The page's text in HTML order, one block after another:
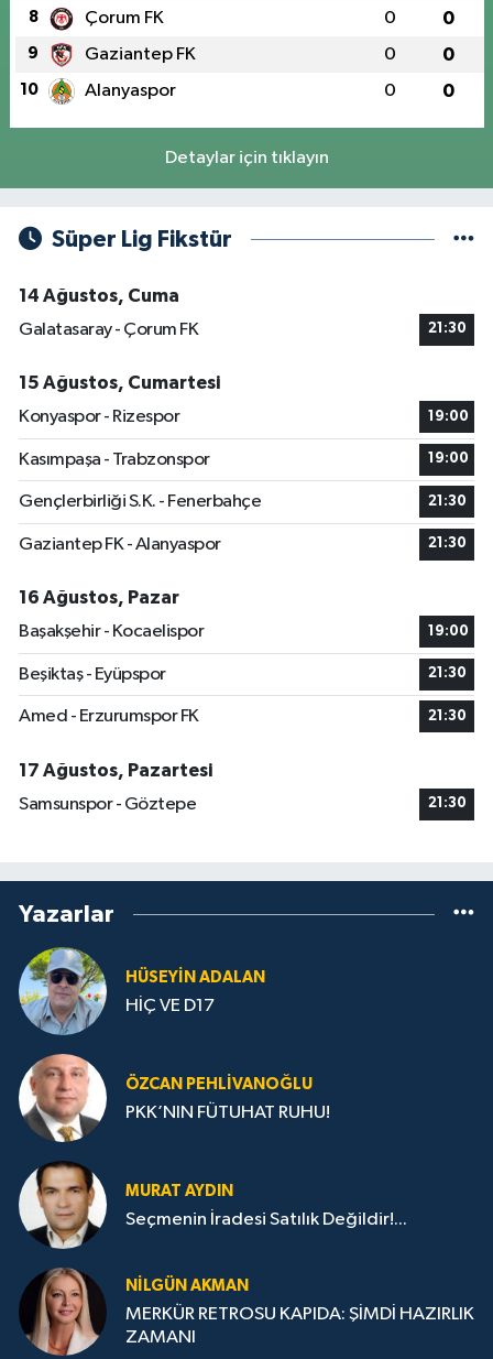
8 Çorum FK 0 0
9 Gaziantep FK 0 0
10 Alanyaspor 0 0
Detaylar için tıklayın
Süper Lig Fikstür
14 Ağustos, Cuma
Galatasaray - Çorum FK
21:30
15 Ağustos, Cumartesi
Konyaspor - Rizespor
19:00
Kasımpaşa - Trabzonspor 19:00
Gençlerbirliği S.K. - Fenerbahçe 21:30
Gaziantep FK - Alanyaspor 21:30
16 Ağustos, Pazar
Başakşehir - Kocaelispor
19:00
Beşiktaş - Eyüpspor 21:30
Amed - Erzurumspor FK 21:30
17 Ağustos, Pazartesi
Samsunspor - Göztepe
21:30
Yazarlar
HÜSEYIN ADALAN
HİÇ VE D17
ÖZCAN PEHLIVANOĞLU
PKK’NIN FÜTUHAT RUHU!
MURAT AYDIN
Seçmenin İradesi Satılık Değildir!...
NILGÜN AKMAN
MERKÜR RETROSU KAPIDA: ŞİMDİ HAZIRLIK
ZAMANI